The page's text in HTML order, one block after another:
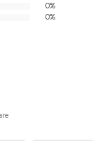
0%
0%